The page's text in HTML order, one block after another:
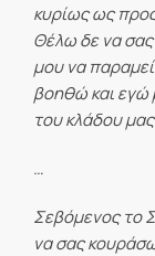
κυρίως ως
Θέλω δε να
μου να
βοηθώ και εγώ
του κλάδου
…
Σεβόμενος το
να σας